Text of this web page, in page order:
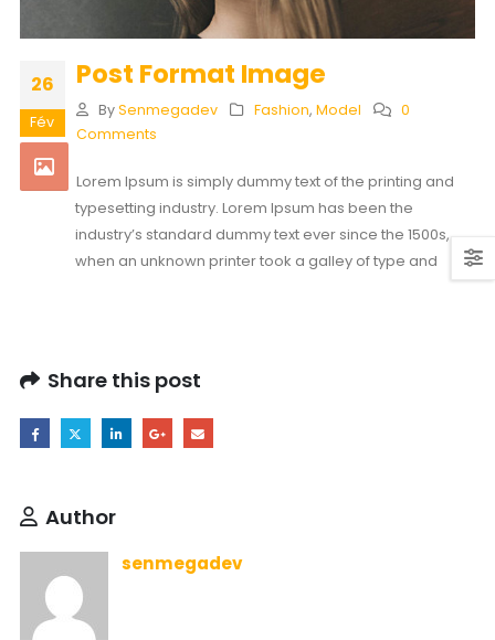
26
Fév
Post Format Image
BySenmegadev Fashion, Model
0
Comments
Lorem Ipsum is simply dummy text of the printing and
typesetting industry. Lorem Ipsum has been the
industry’s standard dummy text ever since the 1500s,
when an unknown printer took a galley of type and
Share this post
Author
senmegadev